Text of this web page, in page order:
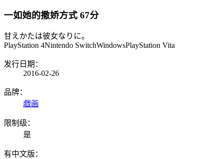
一如她的撒娇方式 67分
甘えかたは彼女なりに。
PlayStation 4Nintendo SwitchWindowsPlayStation Vita
发行日期：
2016-02-26
品牌：
戯画
限制级：
是
有中文版：